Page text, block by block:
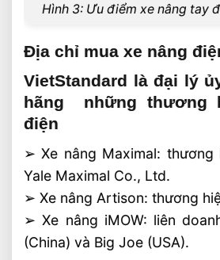
Hình 3: Ưu điểm xe nâng tay
Địa chỉ mua xe nâng
VietStandard là đại lý
hãng những thương
điện
➢ Xe nâng Maximal: thương
Yale Maximal Co., Ltd.
➢ Xe nâng Artison: thương
➢ Xe nâng iMOW: liên
(China) và Big Joe (USA).